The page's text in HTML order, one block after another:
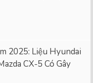
2025: Liệu Hyundai
CX-5 Có Gây